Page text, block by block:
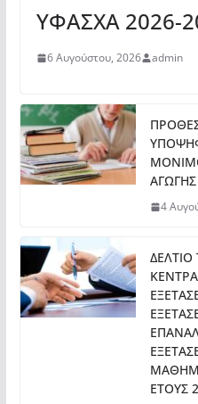
ΥΦΑΣΧΑ 2026-
6 Αυγούστου, 2026 admin
4
ΔΕΛΤΙΟ
ΕΤΟΥΣ